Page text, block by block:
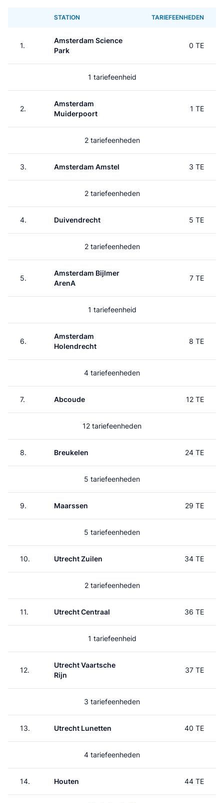
STATION TARIEFEENHEDEN
1.
Amsterdam Science
Park
0 TE
1 tariefeenheid
2.
Amsterdam
Muiderpoort
1 TE
2 tariefeenheden
3. Amsterdam Amstel 3 TE
2 tariefeenheden
4. Duivendrecht 5 TE
2 tariefeenheden
5.
Amsterdam Bijlmer
ArenA
7 TE
1 tariefeenheid
6.
Amsterdam
Holendrecht
8 TE
4 tariefeenheden
7. Abcoude 12 TE
12 tariefeenheden
8. Breukelen 24 TE
5 tariefeenheden
9. Maarssen 29 TE
5 tariefeenheden
10. Utrecht Zuilen 34 TE
2 tariefeenheden
11. Utrecht Centraal 36 TE
1 tariefeenheid
12.
Utrecht Vaartsche
Rijn
37 TE
3 tariefeenheden
13. Utrecht Lunetten 40 TE
4 tariefeenheden
14. Houten 44 TE